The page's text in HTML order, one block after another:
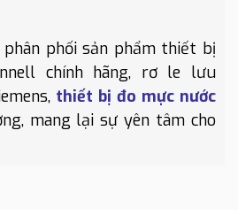
phân phối sản phẩm thiết bị
chính hãng, rơ le lưu
thiết bị đo mực nước
mang lại sự yên tâm cho